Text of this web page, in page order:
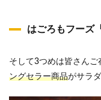
はごろもフーズ
そして3つめは皆さんご
ングセラー商品がサラ